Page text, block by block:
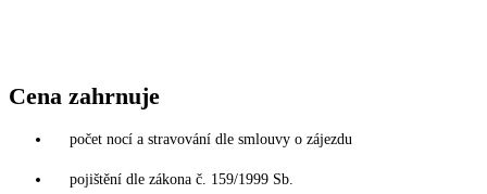
Cena zahrnuje
počet nocí a stravování dle smlouvy o zájezdu
pojištění dle zákona č. 159/1999 Sb.